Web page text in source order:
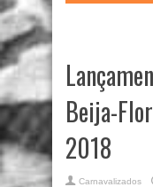
Beija-
2018
Carnavalizados